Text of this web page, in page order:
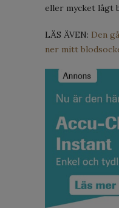
eller mycket lågt
LÄS ÄVEN: Den
ner mitt